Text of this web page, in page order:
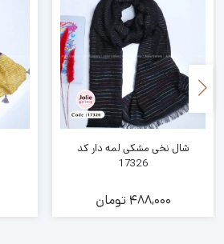
شال نخی مشکی لمه دار کد
17326
488,000 تومان